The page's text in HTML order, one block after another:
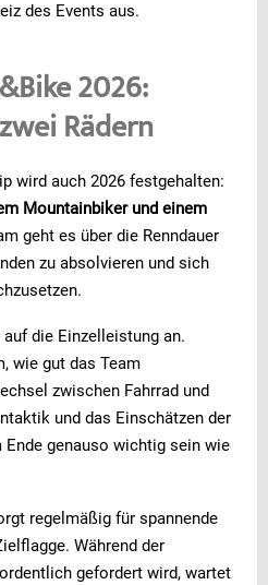
des Events aus.
2026:
Rädern
wird auch 2026 festgehalten:
Mountainbiker und einem
geht es über die Renndauer
zu absolvieren und sich
die Einzelleistung an.
wie gut das Team
zwischen Fahrrad und
und das Einschätzen der
genauso wichtig sein wie
regelmäßig für spannende
Während der
gefordert wird, wartet